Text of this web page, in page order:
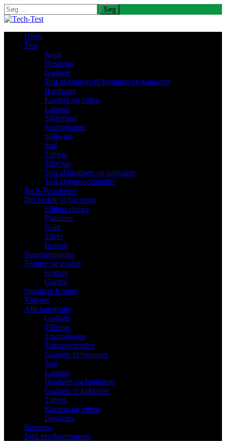
Søg
efter:
Hjem
Test
Apps
Desktops
Gadgets
Test af gadgets til hjemmet og køkkenet
Hardware
Kamera og video
Laptops
Sikkerhed
Smartphones
Software
Spil
Tablets
Tilbehør
Test af headsets og højttalere
Test af transportmidler
Tech-Test mener
Det bedste vi har testet
Editors choice
Platinum
Gold
Silver
Bronze
Transportmidler
Feature og guides
Feature
Guides
Speakers Korner
Videoer
Alle kategorier
Gadgets
Tilbehør
Smartphones
Transportmidler
Gadgets til hjemmet
Spil
Laptops
Headsets og højttalere
Gadgets til køkkenet
Tablets
Kamera og video
Desktops
Business
Tjek bredbåndspriser